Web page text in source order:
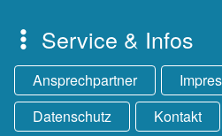
Service & Infos
Ansprechpartner
Datenschutz
Kontakt